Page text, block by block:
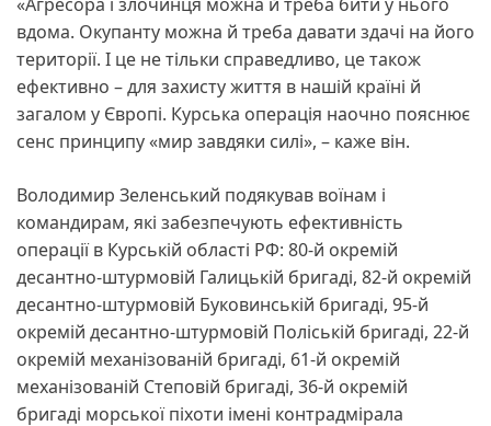
вдома. Окупанту можна й треба давати здачі на його
території. І це не тільки справедливо, це також
ефективно – для захисту життя в нашій країні й
загалом у Європі. Курська операція наочно пояснює
сенс принципу «мир завдяки силі», – каже він.
Володимир Зеленський подякував воїнам і
командирам, які забезпечують ефективність
операції в Курській області РФ: 80-й окремій
десантно-штурмовій Галицькій бригаді, 82-й окремій
десантно-штурмовій Буковинській бригаді, 95-й
окремій десантно-штурмовій Поліській бригаді, 22-й
окремій механізованій бригаді, 61-й окремій
механізованій Степовій бригаді, 36-й окремій
бригаді морської піхоти імені контрадмірала